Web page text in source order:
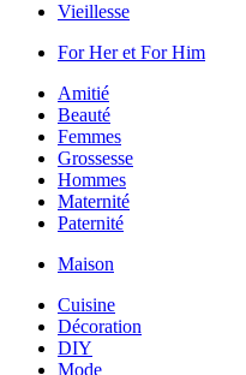
Vieillesse
For Her et For Him
Amitié
Beauté
Femmes
Grossesse
Hommes
Maternité
Paternité
Maison
Cuisine
Décoration
DIY
Mode